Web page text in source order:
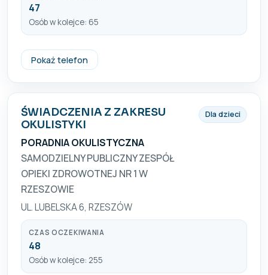
47
Osób w kolejce: 65
Pokaż telefon +48 693 715 365
ŚWIADCZENIA Z ZAKRESU
OKULISTYKI
PORADNIA OKULISTYCZNA
SAMODZIELNY PUBLICZNY ZESPÓŁ
OPIEKI ZDROWOTNEJ NR 1 W
RZESZOWIE
UL. LUBELSKA 6, RZESZÓW
Dla dzieci
CZAS OCZEKIWANIA
48
Osób w kolejce: 255